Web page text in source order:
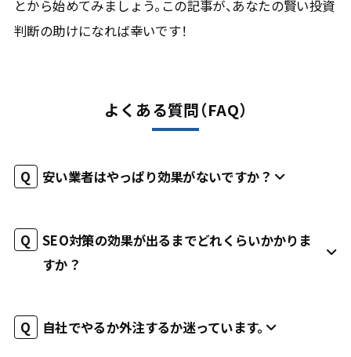
とから始めてみましょう。この記事が、あなたの賢い投資
判断の助けになれば幸いです！
よくある質問（FAQ）
安い業者はやっぱり効果がないですか？
SEO対策の効果が出るまでどれくらいかかりま
すか？
自社でやるか外注するか迷っています。